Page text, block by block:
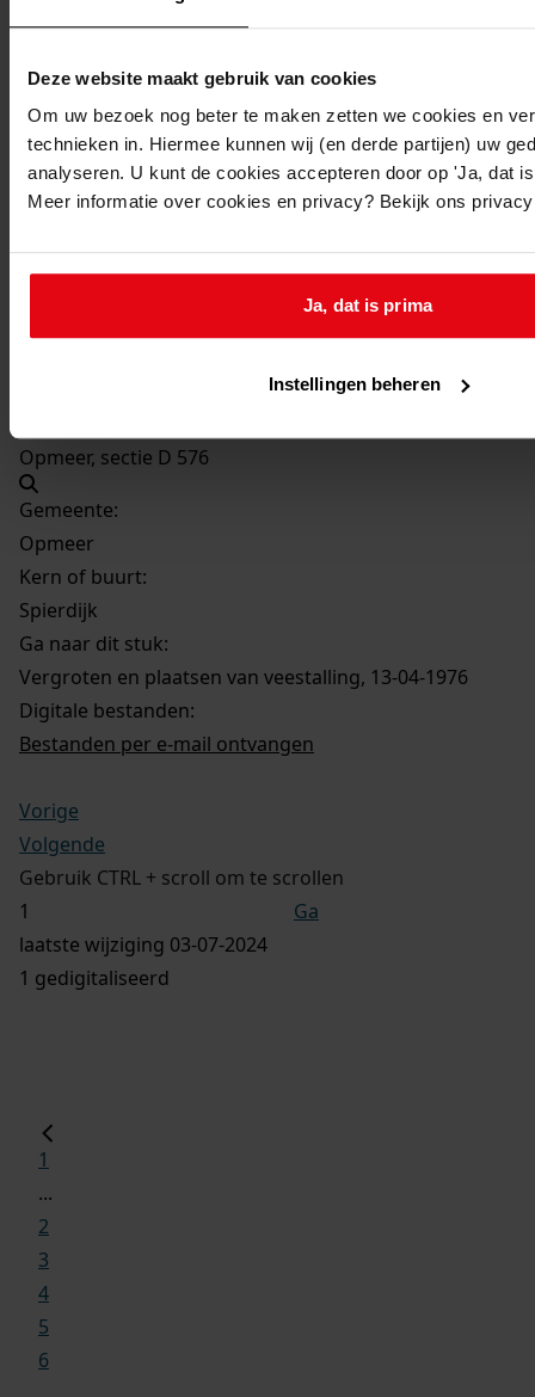
Deze website maakt gebruik van cookies
Om uw bezoek nog beter te maken zetten we cookies en
technieken in. Hiermee kunnen wij (en derde partijen) uw
analyseren. U kunt de cookies accepteren door op 'Ja, dat
Meer informatie over cookies en privacy? Bekijk ons
Ja, dat is prima
Instellingen beheren
Datum vergunning:
13-04-1976
Adres:
Nieuw adres:
Spierdijk, Noordspierdijkerweg 15
Opmeer, sectie D 576
Gemeente:
Opmeer
Kern of buurt:
Spierdijk
Ga naar dit stuk:
Vergroten en plaatsen van veestalling, 13-04-1976
Digitale bestanden:
Bestanden per e-mail ontvangen
Vorige
Volgende
Gebruik CTRL + scroll om te scrollen
Ga
laatste wijziging 03-07-2024
1 gedigitaliseerd
1
...
2
3
4
5
6